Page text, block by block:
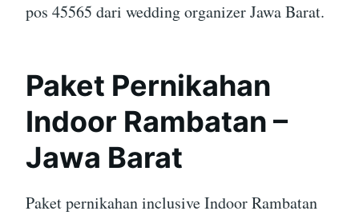
pos 45565 dari wedding organizer Jawa Barat.
Paket Pernikahan
Indoor Rambatan –
Jawa Barat
Paket pernikahan inclusive Indoor Rambatan